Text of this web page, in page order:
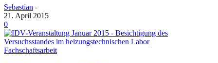
Sebastian -
21. April 2015
0
Fachschaftsarbeit